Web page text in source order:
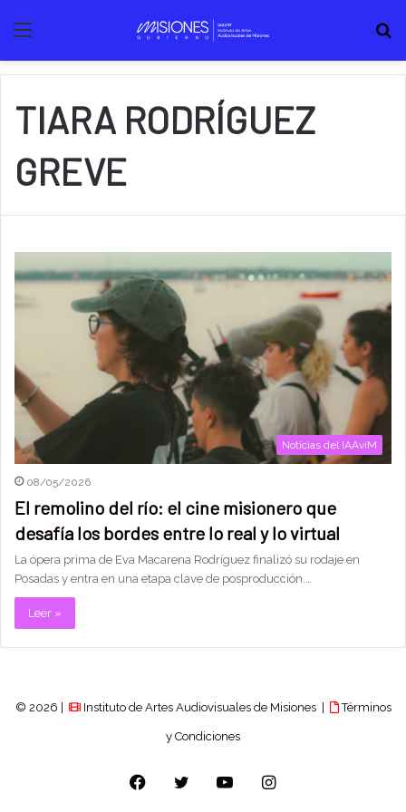
TIARA RODRÍGUEZ
GREVE
Noticias del IAAviM
08/05/2026
El remolino del río: el cine misionero que
desafía los bordes entre lo real y lo virtual
La ópera prima de Eva Macarena Rodríguez finalizó su rodaje en
Posadas y entra en una etapa clave de posproducción.…
Leer »
© 2026 | Instituto de Artes Audiovisuales de Misiones | Términos
y Condiciones
Facebook
Twitter YouTubeInstagram